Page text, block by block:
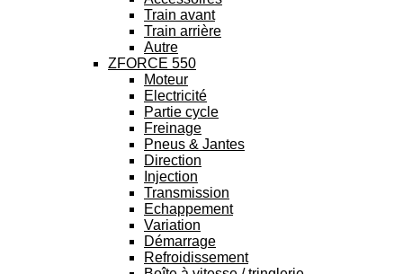
Train avant
Train arrière
Autre
ZFORCE 550
Moteur
Electricité
Partie cycle
Freinage
Pneus & Jantes
Direction
Injection
Transmission
Echappement
Variation
Démarrage
Refroidissement